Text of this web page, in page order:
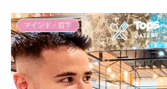
マインド・哲学